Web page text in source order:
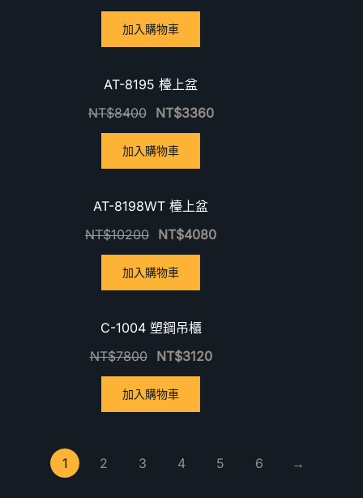
加入購物車
AT-8195 檯上盆
NT$8400 NT$3360
加入購物車
AT-8198WT 檯上盆
NT$10200 NT$4080
加入購物車
C-1004 塑鋼吊櫃
NT$7800 NT$3120
加入購物車
1 2 3 4 5 6 →